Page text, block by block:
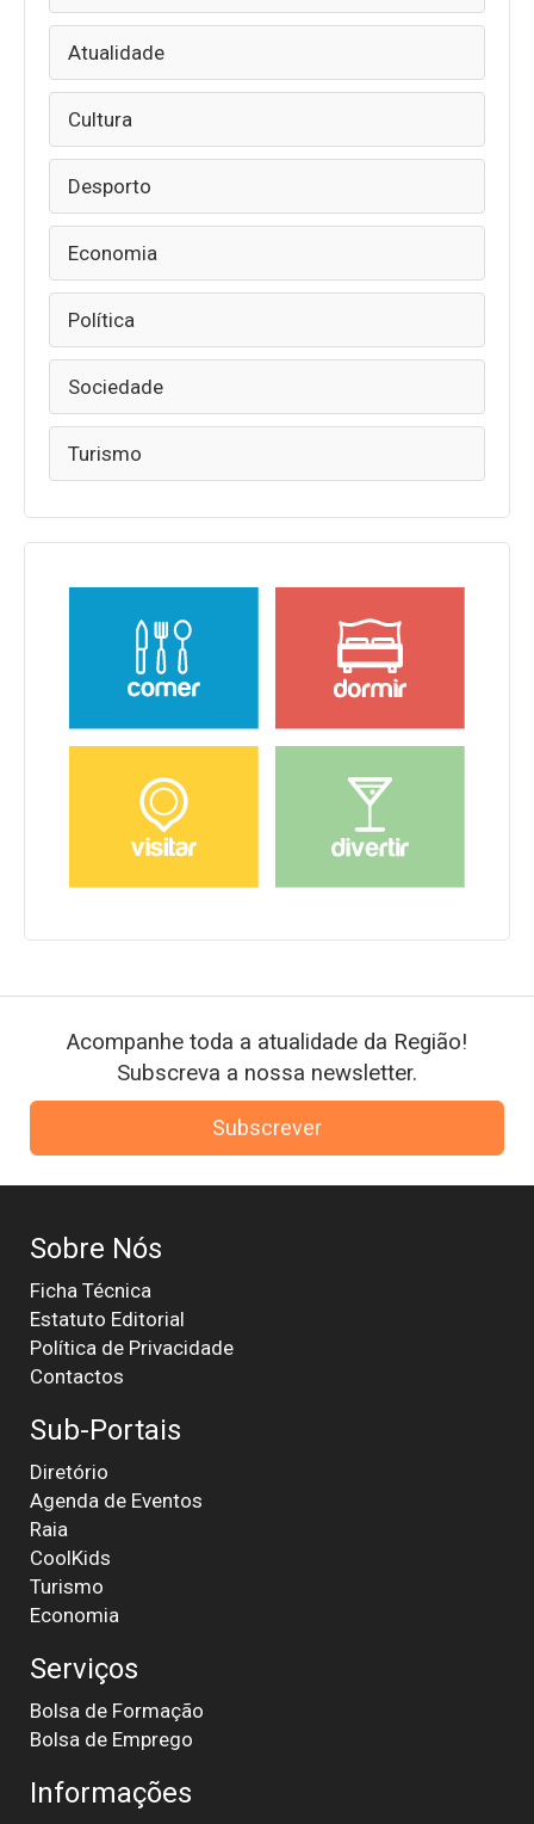
Atualidade
Cultura
Desporto
Economia
Política
Sociedade
Turismo
Acompanhe toda a atualidade da Região!
Subscreva a nossa newsletter.
Subscrever
Sobre Nós
Ficha Técnica
Estatuto Editorial
Política de Privacidade
Contactos
Sub-Portais
Diretório
Agenda de Eventos
Raia
CoolKids
Turismo
Economia
Serviços
Bolsa de Formação
Bolsa de Emprego
Informações